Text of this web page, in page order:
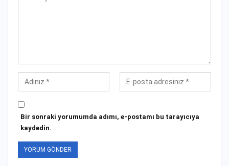
Bir sonraki yorumumda adımı, e-postamı bu tarayıcıya
kaydedin.